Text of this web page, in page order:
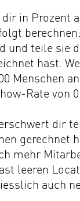
dir in Prozent
und teile sie
hast.
Menschen
Rate von
dir
gerechnet
mehr
leeren
auch